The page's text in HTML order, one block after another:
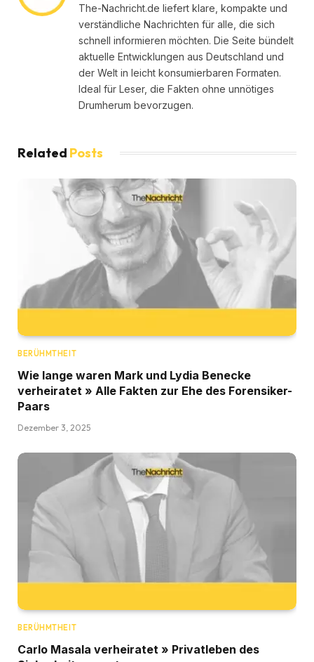
The-Nachricht.de liefert klare, kompakte und
verständliche Nachrichten für alle, die sich
schnell informieren möchten. Die Seite bündelt
aktuelle Entwicklungen aus Deutschland und
der Welt in leicht konsumierbaren Formaten.
Ideal für Leser, die Fakten ohne unnötiges
Drumherum bevorzugen.
Related Posts
BERÜHMTHEIT
Wie lange waren Mark und Lydia Benecke
verheiratet » Alle Fakten zur Ehe des Forensiker-
Paars
Dezember 3, 2025
BERÜHMTHEIT
Carlo Masala verheiratet » Privatleben des